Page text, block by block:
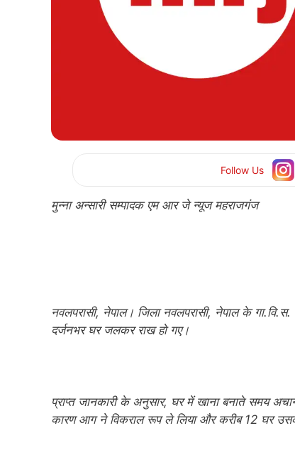
Follow Us
मुन्ना अन्सारी सम्पादक एम आर जे न्यूज महराजगंज
नवलपरासी, नेपाल। जिला नवलपरासी, नेपाल के
दर्जनभर घर जलकर राख हो गए।
प्राप्त जानकारी के अनुसार, घर में खाना बनाते
कारण आग ने विकराल रूप ले लिया और करीब 12 घर